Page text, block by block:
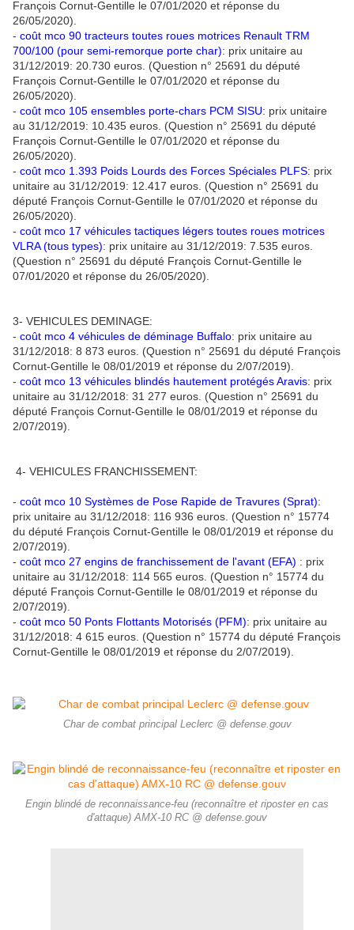
François Cornut-Gentille le 07/01/2020 et réponse du
26/05/2020).
- coût mco 90 tracteurs toutes roues motrices Renault TRM
700/100 (pour semi-remorque porte char): prix unitaire au
31/12/2019: 20.730 euros. (Question n° 25691 du député
François Cornut-Gentille le 07/01/2020 et réponse du
26/05/2020).
- coût mco 105 ensembles porte-chars PCM SISU: prix unitaire
au 31/12/2019: 10.435 euros. (Question n° 25691 du député
François Cornut-Gentille le 07/01/2020 et réponse du
26/05/2020).
- coût mco 1.393 Poids Lourds des Forces Spéciales PLFS: prix
unitaire au 31/12/2019: 12.417 euros. (Question n° 25691 du
député François Cornut-Gentille le 07/01/2020 et réponse du
26/05/2020).
- coût mco 17 véhicules tactiques légers toutes roues motrices
VLRA (tous types): prix unitaire au 31/12/2019: 7.535 euros.
(Question n° 25691 du député François Cornut-Gentille le
07/01/2020 et réponse du 26/05/2020).
3- VEHICULES DEMINAGE:
- coût mco 4 véhicules de déminage Buffalo: prix unitaire au
31/12/2018: 8 873 euros. (Question n° 25691 du député François
Cornut-Gentille le 08/01/2019 et réponse du 2/07/2019).
- coût mco 13 véhicules blindés hautement protégés Aravis: prix
unitaire au 31/12/2018: 31 277 euros. (Question n° 25691 du
député François Cornut-Gentille le 08/01/2019 et réponse du
2/07/2019).
4- VEHICULES FRANCHISSEMENT:
- coût mco 10 Systèmes de Pose Rapide de Travures (Sprat):
prix unitaire au 31/12/2018: 116 936 euros. (Question n° 15774
du député François Cornut-Gentille le 08/01/2019 et réponse du
2/07/2019).
- coût mco 27 engins de franchissement de l'avant (EFA) : prix
unitaire au 31/12/2018: 114 565 euros. (Question n° 15774 du
député François Cornut-Gentille le 08/01/2019 et réponse du
2/07/2019).
- coût mco 50 Ponts Flottants Motorisés (PFM): prix unitaire au
31/12/2018: 4 615 euros. (Question n° 15774 du député François
Cornut-Gentille le 08/01/2019 et réponse du 2/07/2019).
Char de combat principal Leclerc @ defense.gouv
Engin blindé de reconnaissance-feu (reconnaître et riposter en cas
d'attaque) AMX-10 RC @ defense.gouv